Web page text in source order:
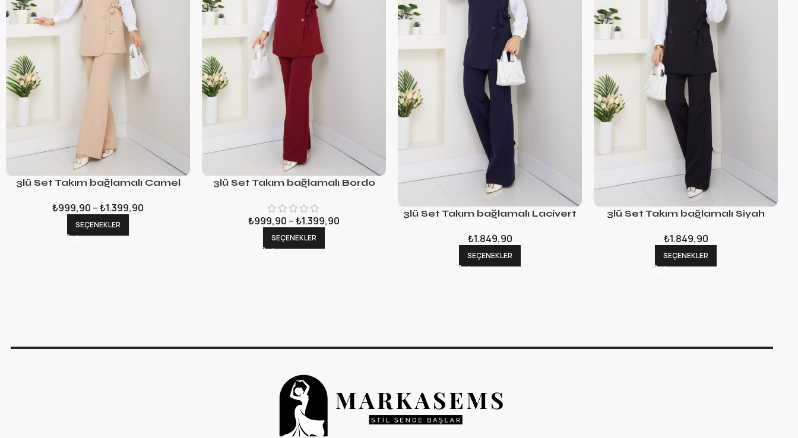
3lü Set Takım bağlamalı Camel
₺999,90 –₺1.399,90
SEÇENEKLER
3lü Set Takım bağlamalı Bordo
₺999,90 –₺1.399,90
SEÇENEKLER
3lü Set Takım bağlamalı Lacivert
₺1.849,90
SEÇENEKLER
3lü Set Takım bağlamalı Siyah
₺1.849,90
SEÇENEKLER